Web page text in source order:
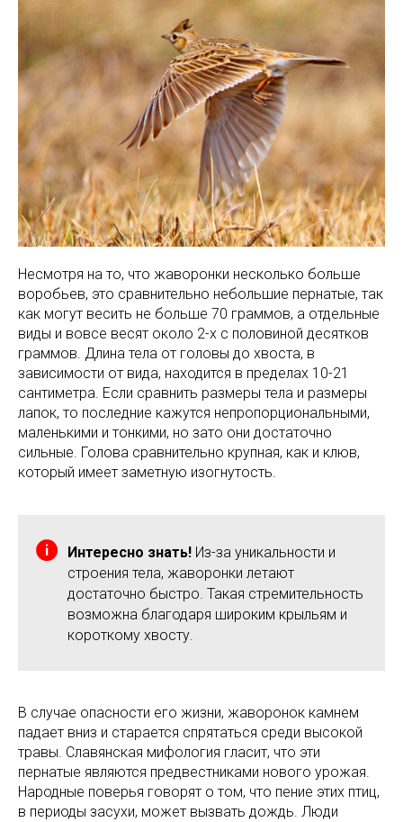
Несмотря на то, что жаворонки несколько больше
воробьев, это сравнительно небольшие пернатые, так
как могут весить не больше 70 граммов, а отдельные
виды и вовсе весят около 2-х с половиной десятков
граммов. Длина тела от головы до хвоста, в
зависимости от вида, находится в пределах 10-21
сантиметра. Если сравнить размеры тела и размеры
лапок, то последние кажутся непропорциональными,
маленькими и тонкими, но зато они достаточно
сильные. Голова сравнительно крупная, как и клюв,
который имеет заметную изогнутость.
Интересно знать! Из-за уникальности и
строения тела, жаворонки летают
достаточно быстро. Такая стремительность
возможна благодаря широким крыльям и
короткому хвосту.
В случае опасности его жизни, жаворонок камнем
падает вниз и старается спрятаться среди высокой
травы. Славянская мифология гласит, что эти
пернатые являются предвестниками нового урожая.
Народные поверья говорят о том, что пение этих птиц,
в периоды засухи, может вызвать дождь. Люди